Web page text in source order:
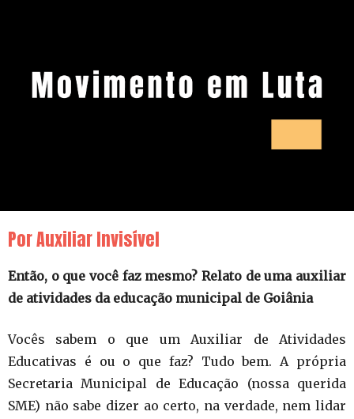
Por Auxiliar Invisível
Então, o que você faz mesmo? Relato de uma auxiliar
de atividades da educação municipal de Goiânia
Vocês sabem o que um Auxiliar de Atividades
Educativas é ou o que faz? Tudo bem. A própria
Secretaria Municipal de Educação (nossa querida
SME) não sabe dizer ao certo, na verdade, nem lidar